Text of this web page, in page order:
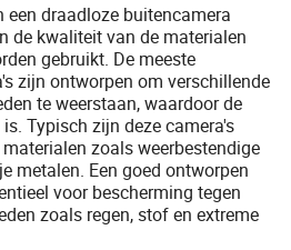
een draadloze buitencamera
de kwaliteit van de materialen
gebruikt. De meeste
zijn ontworpen om verschillende
te weerstaan, waardoor de
Typisch zijn deze camera's
zoals weerbestendige
metalen. Een goed ontworpen
voor bescherming tegen
zoals regen, stof en extreme